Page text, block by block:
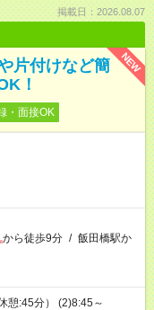
掲載日：2026.08.07
NEW
片付けなど簡
！
・面接OK
から徒歩9分 / 飯田橋駅か
憩:45分） (2)8:45～